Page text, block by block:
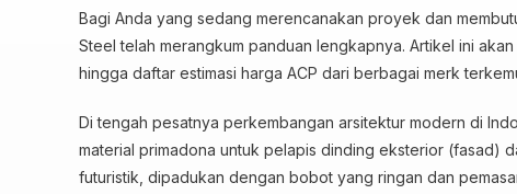
Bagi Anda yang sedang merencanakan proyek dan
Steel telah merangkum panduan lengkapnya. Artikel ini
hingga daftar estimasi harga ACP dari berbagai merk
Di tengah pesatnya perkembangan arsitektur modern di
material primadona untuk pelapis dinding eksterior (fasad)
futuristik, dipadukan dengan bobot yang ringan dan